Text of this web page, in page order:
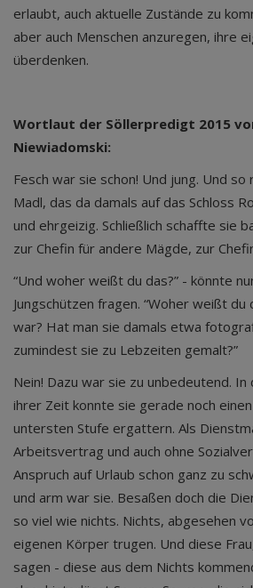
erlaubt, auch aktuelle Zustände zu
aber auch Menschen anzuregen, ihre
überdenken.
Wortlaut der Söllerpredigt 2015
Niewiadomski:
Fesch war sie schon! Und jung. Und so
Madl, das da damals auf das Schloss
und ehrgeizig. Schließlich schaffte sie
zur Chefin für andere Mägde, zur
“Und woher weißt du das?” - könnte
Jungschützen fragen. “Woher weißt du
war? Hat man sie damals etwa
zumindest sie zu Lebzeiten gemalt?”
Nein! Dazu war sie zu unbedeutend.
ihrer Zeit konnte sie gerade noch
untersten Stufe ergattern. Als
Arbeitsvertrag und auch ohne
Anspruch auf Urlaub schon ganz zu
und arm war sie. Besaßen doch die
so viel wie nichts. Nichts, abgesehen
eigenen Körper trugen. Und diese
sagen - diese aus dem Nichts